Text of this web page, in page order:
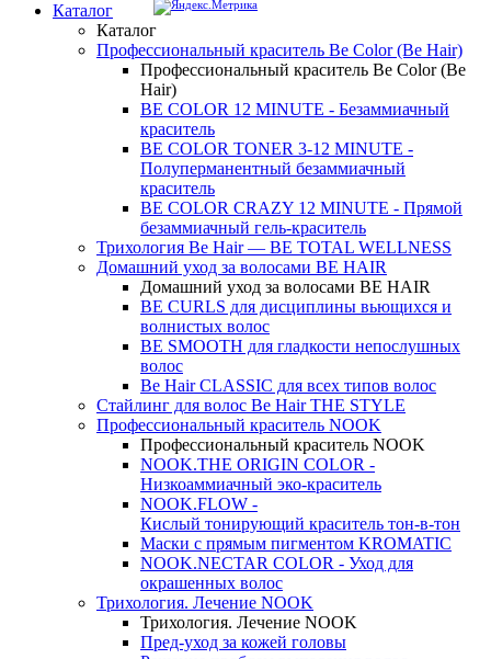
Каталог
Каталог
Профессиональный краситель Be Color (Be Hair)
Профессиональный краситель Be Color (Be
Hair)
BE COLOR 12 MINUTE - Безаммиачный
краситель
BE COLOR TONER 3-12 MINUTE -
Полуперманентный безаммиачный
краситель
BE COLOR CRAZY 12 MINUTE - Прямой
безаммиачный гель-краситель
Трихология Be Hair — BE TOTAL WELLNESS
Домашний уход за волосами BE HAIR
Домашний уход за волосами BE HAIR
BE CURLS для дисциплины вьющихся и
волнистых волос
BE SMOOTH для гладкости непослушных
волос
Be Hair CLASSIC для всех типов волос
Стайлинг для волос Be Hair THE STYLE
Профессиональный краситель NOOK
Профессиональный краситель NOOK
NOOK.THE ORIGIN COLOR -
Низкоаммиачный эко-краситель
NOOK.FLOW -
Кислый тонирующий краситель тон-в-тон
Маски с прямым пигментом KROMATIC
NOOK.NECTAR COLOR - Уход для
окрашенных волос
Трихология. Лечение NOOK
Трихология. Лечение NOOK
Пред-уход за кожей головы